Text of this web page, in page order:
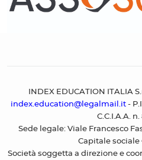
INDEX EDUCATION ITALIA
index.education@legalmail.it -
C.C.I.A.A. n.
Sede legale: Viale Francesco
Capitale sociale
Società soggetta a direzione e